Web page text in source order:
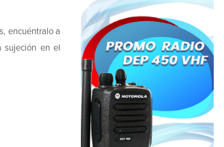
encuéntralo a
sujeción en el